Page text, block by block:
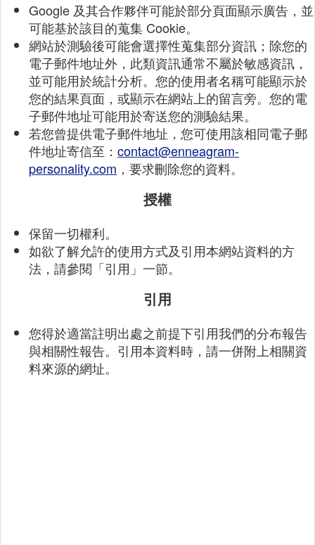
Google 及其合作夥伴可能於部分頁面顯示廣告，並
可能基於該目的蒐集 Cookie。
網站於測驗後可能會選擇性蒐集部分資訊；除您的
電子郵件地址外，此類資訊通常不屬於敏感資訊，
並可能用於統計分析。您的使用者名稱可能顯示於
您的結果頁面，或顯示在網站上的留言旁。您的電
子郵件地址可能用於寄送您的測驗結果。
若您曾提供電子郵件地址，您可使用該相同電子郵
件地址寄信至： contact@enneagram-
personality.com ，要求刪除您的資料。
授權
保留一切權利。
如欲了解允許的使用方式及引用本網站資料的方
法，請參閱「引用」一節。
引用
您得於適當註明出處之前提下引用我們的分布報告
與相關性報告。引用本資料時，請一併附上相關資
料來源的網址。